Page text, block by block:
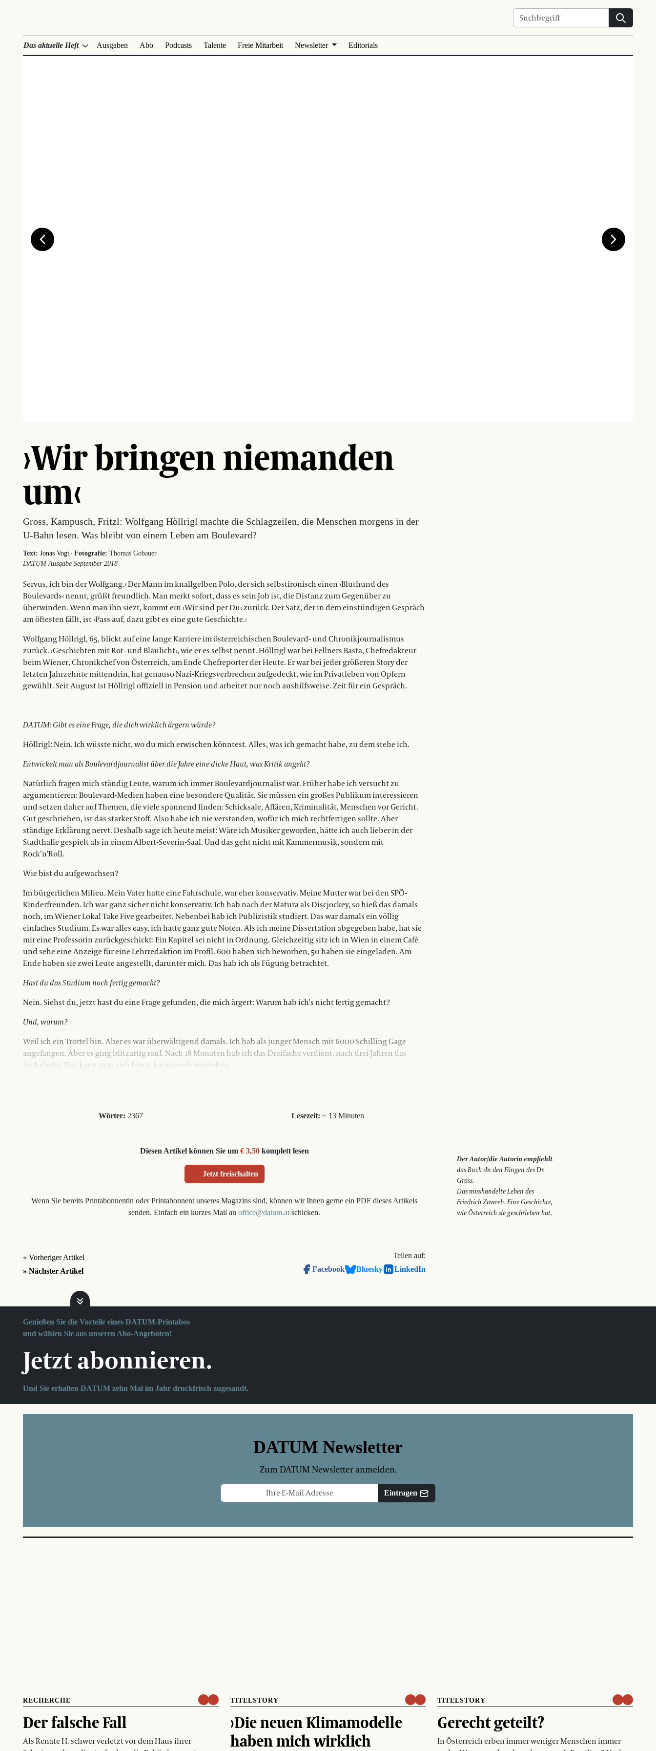
Suchen
Das aktuelle Heft Ausgaben Abo Podcasts Talente Freie Mitarbeit Newsletter Editorials
›Wir bringen niemanden
um‹
Gross, Kampusch, Fritzl: Wolfgang Höllrigl machte die Schlagzeilen, die Menschen morgens in der
U-Bahn lesen. Was bleibt von einem Leben am Boulevard?
Text: Jonas Vogt · Fotografie: Thomas Gobauer
DATUM Ausgabe September 2018
Servus, ich bin der Wolfgang.‹ Der Mann im knallgelben Polo, der sich selbstironisch einen ›Bluthund des
Boulevards‹ nennt, grüßt freundlich. Man merkt sofort, dass es sein Job ist, die Distanz zum Gegenüber zu
überwinden. Wenn man ihn siezt, kommt ein ›Wir sind per Du‹ zurück. Der Satz, der in dem einstündigen Gespräch
am öftesten fällt, ist ›Pass auf, dazu gibt es eine gute Geschichte.‹
Wolfgang Höllrigl, 65, blickt auf eine lange Karriere im österreichischen Boulevard- und Chronikjournalismus
zurück. ›Geschichten mit Rot- und Blaulicht‹, wie er es selbst nennt. Höllrigl war bei Fellners Basta, Chefredakteur
beim Wiener, Chronikchef von Österreich, am Ende Chefreporter der Heute. Er war bei jeder größeren Story der
letzten Jahrzehnte mittendrin, hat genauso Nazi-Kriegsverbrechen aufgedeckt, wie im Privatleben von Opfern
gewühlt. Seit August ist Höllrigl offiziell in Pension und arbeitet nur noch aushilfsweise. Zeit für ein Gespräch.
DATUM: Gibt es eine Frage, die dich wirklich ärgern würde?
Höllrigl: Nein. Ich wüsste nicht, wo du mich erwischen könntest. Alles, was ich gemacht habe, zu dem stehe ich.
Entwickelt man als Boulevardjournalist über die Jahre eine dicke Haut, was Kritik angeht?
Natürlich fragen mich ständig Leute, warum ich immer Boulevardjournalist war. Früher habe ich versucht zu
argumentieren: Boulevard-Medien haben eine besondere Qualität. Sie müssen ein großes Publikum interessieren
und setzen daher auf Themen, die viele spannend finden: Schicksale, Affären, Kriminalität, Menschen vor Gericht.
Gut geschrieben, ist das starker Stoff. Also habe ich nie verstanden, wofür ich mich rechtfertigen sollte. Aber
ständige Erklärung nervt. Deshalb sage ich heute meist: Wäre ich Musiker geworden, hätte ich auch lieber in der
Stadthalle gespielt als in einem Albert-Severin-Saal. Und das geht nicht mit Kammermusik, sondern mit
Rock’n’Roll.
Wie bist du aufgewachsen?
Im bürgerlichen Milieu. Mein Vater hatte eine Fahrschule, war eher konservativ. Meine Mutter war bei den SPÖ-
Kinderfreunden. Ich war ganz sicher nicht konservativ. Ich hab nach der Matura als Discjockey, so hieß das damals
noch, im Wiener Lokal Take Five gearbeitet. Nebenbei hab ich Publizistik studiert. Das war damals ein völlig
einfaches Studium. Es war alles easy, ich hatte ganz gute Noten. Als ich meine Dissertation abgegeben habe, hat sie
mir eine Professorin zurückgeschickt: Ein Kapitel sei nicht in Ordnung. Gleichzeitig sitz ich in Wien in einem Café
und sehe eine Anzeige für eine Lehrredaktion im Profil. 600 haben sich beworben, 50 haben sie eingeladen. Am
Ende haben sie zwei Leute angestellt, darunter mich. Das hab ich als Fügung betrachtet.
Hast du das Studium noch fertig gemacht?
Nein. Siehst du, jetzt hast du eine Frage gefunden, die mich ärgert: Warum hab ich’s nicht fertig gemacht?
Und, warum?
Weil ich ein Trottel bin. Aber es war überwältigend damals. Ich hab als junger Mensch mit 6000 Schilling Gage
angefangen. Aber es ging blitzartig rauf. Nach 18 Monaten hab ich das Dreifache verdient, nach drei Jahren das
Sechsfache. Das kann man sich heute kaum noch vorstellen.
Wörter: 2367 Lesezeit: ~ 13 Minuten
Diesen Artikel können Sie um € 3,50komplett lesen
Jetzt freischalten
Wenn Sie bereits Printabonnentin oder Printabonnent unseres Magazins sind, können wir Ihnen gerne ein PDF dieses Artikels
senden. Einfach ein kurzes Mail anoffice@datum.at schicken.
Der Autor/die Autorin empfiehlt
das Buch ›In den Fängen des Dr.
Gross.
Das misshandelte Leben des
Friedrich Zawrel‹. Eine Geschichte,
wie Österreich sie geschrieben hat.
« Vorheriger Artikel
» Nächster Artikel
Teilen auf:
Facebook
Bluesky LinkedIn
Genießen Sie die Vorteile eines DATUM-Printabos
und wählen Sie aus unseren Abo-Angeboten!
Jetzt abonnieren.
Und Sie erhalten DATUM zehn Mal im Jahr druckfrisch zugesandt.
DATUM Newsletter
Zum DATUM Newsletter anmelden.
Eintragen
RECHERCHE
Der falsche Fall
Als Renate H. schwer verletzt vor dem Haus ihrer
TITELSTORY
›Die neuen Klimamodelle
haben mich wirklich
TITELSTORY
Gerecht geteilt?
In Österreich erben immer weniger Menschen immer